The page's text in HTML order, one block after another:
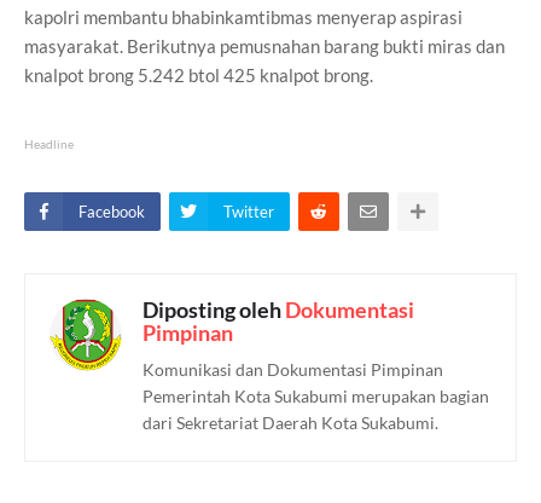
kapolri membantu bhabinkamtibmas menyerap aspirasi
masyarakat. Berikutnya pemusnahan barang bukti miras dan
knalpot brong 5.242 btol 425 knalpot brong.
Headline
Facebook Twitter
Diposting olehDokumentasi
Pimpinan
Komunikasi dan Dokumentasi Pimpinan
Pemerintah Kota Sukabumi merupakan bagian
dari Sekretariat Daerah Kota Sukabumi.